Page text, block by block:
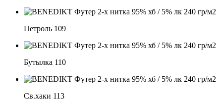
Петроль 109
Бутылка 110
Св.хаки 113